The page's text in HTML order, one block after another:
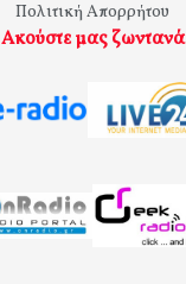
Πολιτική Απορρήτου
Ακούστε μας ζωντανά